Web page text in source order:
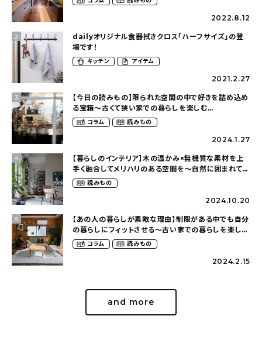
2022.8.12
2
dailyオリジナル食器拭きクロス「ハーフサイズ」の登
場です！
キッチン アイテム
2021.2.27
3
【今日の読みもの】限られた空間の中で好きを詰め込め
る宝箱〜古くて狭い家での暮らしを楽しむ
（2nyan_and_lifestylesさん）
コラム 読みもの
2024.1.27
4
【暮らしのインテリア】木の温かみ×無機質な素材を上
手く融合してメリハリのある空間を〜自然に囲まれて暮
らす（ki_no_ieさん）
読みもの
2024.10.20
5
【あの人の暮らしが素敵な理由】制限がある中でも自分
の暮らしにフィットさせる〜古い家での暮らしを楽しむ
（idasanchiさん）
コラム 読みもの
2024.2.15
and more